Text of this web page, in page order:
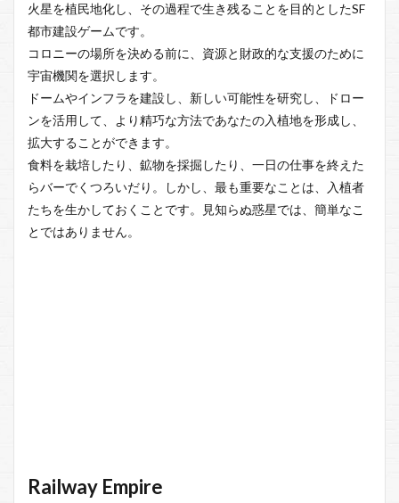
火星を植民地化し、その過程で生き残ることを目的としたSF
都市建設ゲームです。
コロニーの場所を決める前に、資源と財政的な支援のために
宇宙機関を選択します。
ドームやインフラを建設し、新しい可能性を研究し、ドロー
ンを活用して、より精巧な方法であなたの入植地を形成し、
拡大することができます。
食料を栽培したり、鉱物を採掘したり、一日の仕事を終えた
らバーでくつろいだり。しかし、最も重要なことは、入植者
たちを生かしておくことです。見知らぬ惑星では、簡単なこ
とではありません。
Railway Empire